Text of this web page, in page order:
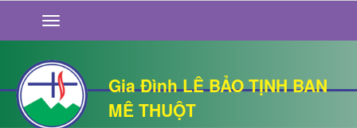
Gia Đình LÊ BẢO TỊNH BAN
MÊ THUỘT
GIỚI THIỆU
TIN TỨC
SỐNG ĐẠO
CHUYỆN NHÀ